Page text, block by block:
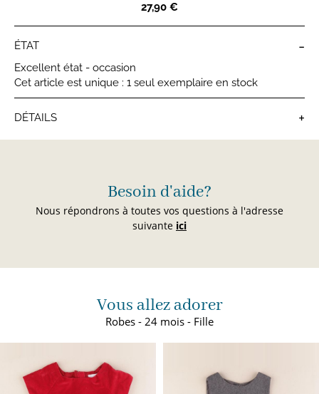
27,90 €
ÉTAT -
Excellent état - occasion
Cet article est unique : 1 seul exemplaire en stock
DÉTAILS +
Robes bébé
Besoin d'aide?
Nous répondrons à toutes vos questions à l'adresse
suivante ici
Vous allez adorer
Robes - 24 mois - Fille